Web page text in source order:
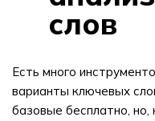
слов
Есть много
варианты ключевых
базовые бесплатно,